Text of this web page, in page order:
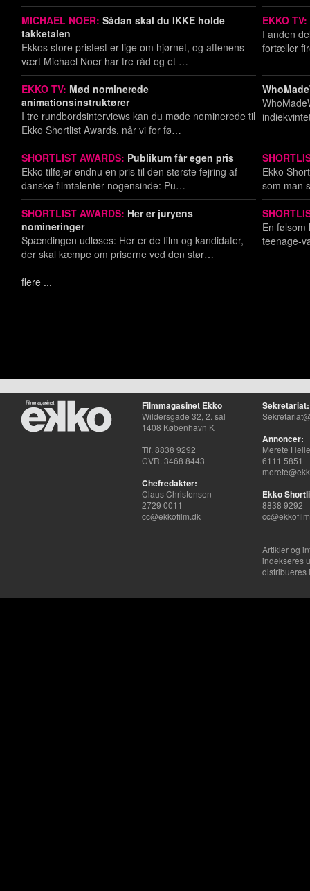
MICHAEL NOER: Sådan skal du IKKE holde
takketalen
Ekkos store prisfest er lige om hjørnet, og aftenens
vært Michael Noer har tre råd og et …
EKKO TV:
I anden
fortæller
EKKO TV: Mød nominerede
animationsinstruktører
I tre rund­bord­s­in­ter­views kan du møde nominerede til
Ekko Shortlist Awards, når vi for fø…
SHORTLIST AWARDS: Publikum får egen pris
Ekko tilføjer endnu en pris til den største fejring af
danske filmtalenter nogensinde: Pu…
Ekko
som man
SHORTLIST AWARDS: Her er juryens
nomineringer
Spændingen udløses: Her er de film og kandidater,
der skal kæmpe om priserne ved den stør…
En følsom
te­e­na­ge-​
flere ...
Filmmagasinet Ekko
Wildersgade 32, 2. sal
1408 København K
Tlf. 8838 9292
CVR. 3468 8443
Chefredaktør:
Claus Christensen
2729 0011
cc@ekkofilm.dk
Sekretariat:
Annoncer:
Merete
6111 5851
Ekko
8838 9292
Artikler og
indekseres
distribueres